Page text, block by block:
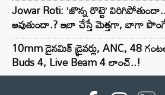
Jowar Roti: ‘జొన్న రొట్టె’
అవుతుందా.? ఇలా చేస్తే మెత్తగా, బాగా
10mm డైనమిక్ డ్రైవర్లు, ANC, 48
Buds 4, Live Beam 4 లాంచ్..!